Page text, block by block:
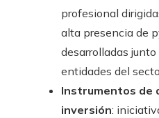
profesional
alta presencia de
desarrolladas
entidades del
Instrumentos de
inversión: